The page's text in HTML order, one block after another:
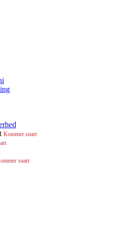
Kommer snart
snart